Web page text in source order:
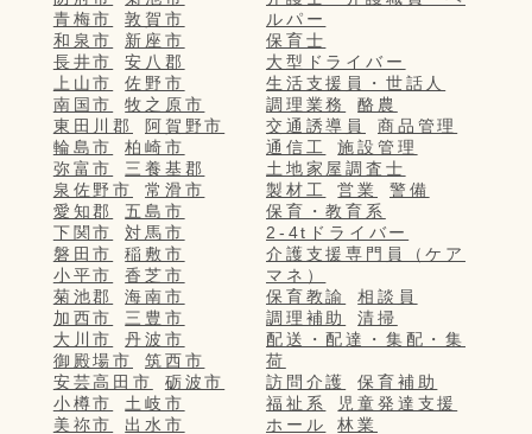
青梅市
敦賀市
和泉市
新座市
長井市
安八郡
上山市
佐野市
南国市
牧之原市
東田川郡
阿賀野市
輪島市
柏崎市
弥富市
三養基郡
泉佐野市
常滑市
愛知郡
五島市
下関市
対馬市
磐田市
稲敷市
小平市
香芝市
菊池郡
海南市
加西市
三豊市
大川市
丹波市
御殿場市
筑西市
安芸高田市
砺波市
小樽市
土岐市
美祢市
出水市
ルパー
保育士
大型ドライバー
生活支援員・世話人
調理業務
酪農
交通誘導員
商品管理
通信工
施設管理
土地家屋調査士
製材工
営業
警備
保育・教育系
2-4tドライバー
介護支援専門員（ケア
マネ）
保育教諭
相談員
調理補助
清掃
配送・配達・集配・集
荷
訪問介護
保育補助
福祉系
児童発達支援
ホール
林業